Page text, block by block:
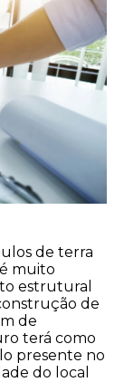
de terra
muito
estrutural
de
de
terá como
presente no
do local